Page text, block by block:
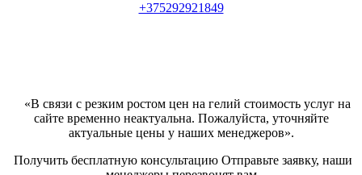
+375292921849
«В связи с резким ростом цен на гелий стоимость услуг на
сайте временно неактуальна. Пожалуйста, уточняйте
актуальные цены у наших менеджеров».
Получить бесплатную консультацию Отправьте заявку, наши